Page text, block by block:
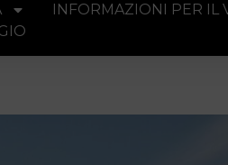
INFORMAZIONI PER IL